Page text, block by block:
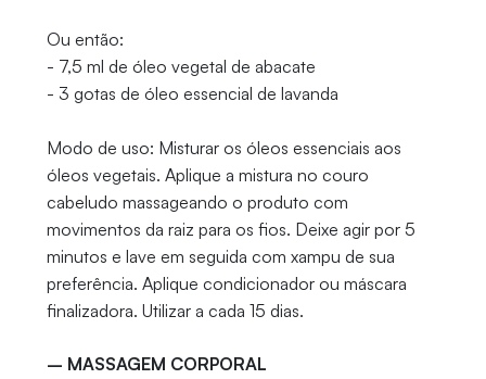
Ou então:
- 7,5 ml de óleo vegetal de abacate
- 3 gotas de óleo essencial de lavanda
Modo de uso: Misturar os óleos essenciais aos
óleos vegetais. Aplique a mistura no couro
cabeludo massageando o produto com
movimentos da raiz para os fios. Deixe agir por 5
minutos e lave em seguida com xampu de sua
preferência. Aplique condicionador ou máscara
finalizadora. Utilizar a cada 15 dias.
– MASSAGEM CORPORAL